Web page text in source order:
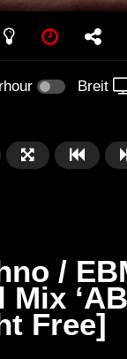
Breit
Später
/
Free]